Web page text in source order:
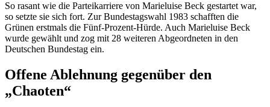
So rasant wie die Parteikarriere von Marieluise Beck gestartet war,
so setzte sie sich fort. Zur Bundestagswahl 1983 schafften die
Grünen erstmals die Fünf-Prozent-Hürde. Auch Marieluise Beck
wurde gewählt und zog mit 28 weiteren Abgeordneten in den
Deutschen Bundestag ein.
Offene Ablehnung gegenüber den
„Chaoten“